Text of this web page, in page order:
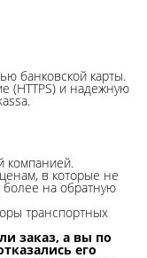
банковской карты.
(HTTPS) и надежную
компанией.
в которые не
более на обратную
транспортных
заказ, а вы по
его